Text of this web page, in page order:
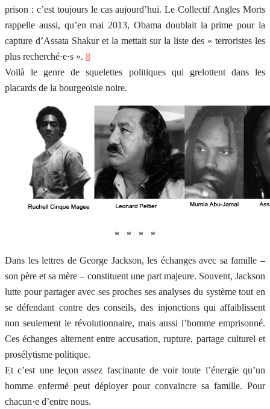
prison : c’est toujours le cas aujourd’hui. Le Collectif Angles Morts
rappelle aussi, qu’en mai 2013, Obama doublait la prime pour la
capture d’Assata Shakur et la mettait sur la liste des « terroristes les
plus recherché·e·s ». 8
Voilà le genre de squelettes politiques qui grelottent dans les
placards de la bourgeoisie noire.
* * * *
Dans les lettres de George Jackson, les échanges avec sa famille –
son père et sa mère – constituent une part majeure. Souvent, Jackson
lutte pour partager avec ses proches ses analyses du système tout en
se défendant contre des conseils, des injonctions qui affaiblissent
non seulement le révolutionnaire, mais aussi l’homme emprisonné.
Ces échanges alternent entre accusation, rupture, partage culturel et
prosélytisme politique.
Et c’est une leçon assez fascinante de voir toute l’énergie qu’un
homme enfermé peut déployer pour convaincre sa famille. Pour
chacun·e d’entre nous.